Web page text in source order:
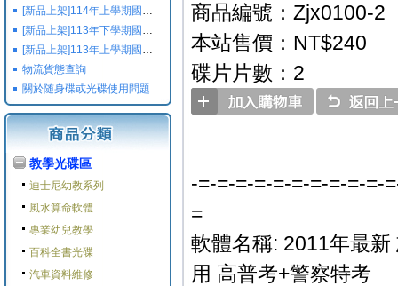
[新品上架]114年上學期國小國中高中命題光碟,校用卷,習作
[新品上架]113年下學期國小國中高中命題光碟,校用卷,習作
[新品上架]113年上學期國小國中高中命題光碟,校用卷,習作
物流貨態查詢
關於随身碟或光碟使用問題
教學光碟區
迪士尼幼教系列
風水算命軟體
專業幼兒教學
百科全書光碟
汽車資料維修
商品編號：Zjx0100-2
本站售價：NT$240
碟片片數：2
-=-=-=-=-=-=-=-=-=-=-
=
軟體名稱: 2011年最
用 高普考+警察特考